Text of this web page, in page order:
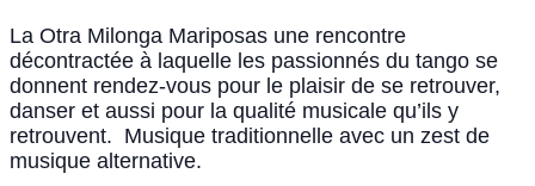
La Otra Milonga Mariposas une rencontre
décontractée à laquelle les passionnés du tango se
donnent rendez-vous pour le plaisir de se retrouver,
danser et aussi pour la qualité musicale qu’ils y
retrouvent. Musique traditionnelle avec un zest de
musique alternative.